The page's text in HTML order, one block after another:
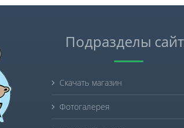
Подразделы
Скачать магазин
Фотогалерея